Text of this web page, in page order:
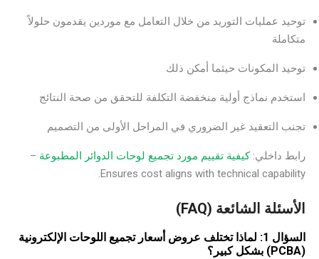
توحيد عمليات التوريد من خلال التعامل مع موردين يقدمون حلولاً
متكاملة
توحيد المكونات حيثما أمكن ذلك
استخدم نماذج أولية منخفضة التكلفة للتحقق من صحة النتائج
تجنب التعقيد غير الضروري في المراحل الأولى من التصميم
رابط داخلي:كيفية تقييم مورد تجميع لوحات الدوائر المطبوعة –
Ensures cost aligns with technical capability.
الأسئلة الشائعة (FAQ)
السؤال 1: لماذا تختلف عروض أسعار تجميع اللوحات الإلكترونية
(PCBA) بشكل كبير؟